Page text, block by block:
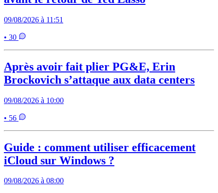
09/08/2026 à 11:51
• 30
Après avoir fait plier PG&E, Erin
Brockovich s’attaque aux data centers
09/08/2026 à 10:00
• 56
Guide : comment utiliser efficacement
iCloud sur Windows ?
09/08/2026 à 08:00